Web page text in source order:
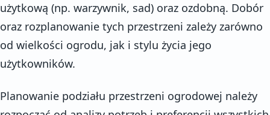
użytkową (np. warzywnik, sad) oraz ozdobną. Dobór
oraz rozplanowanie tych przestrzeni zależy zarówno
od wielkości ogrodu, jak i stylu życia jego
użytkowników.
Planowanie podziału przestrzeni ogrodowej należy